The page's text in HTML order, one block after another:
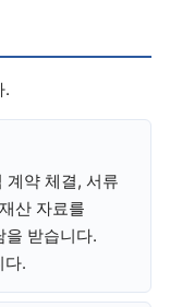
.
계약 체결, 서류
산 자료를
을 받습니다.
다.